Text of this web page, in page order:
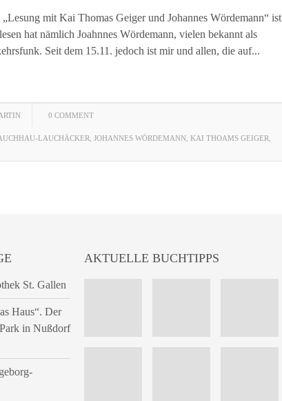
mit Kai Thomas Geiger und Johannes Wördemann“ ist
hat nämlich Joahnnes Wördemann, vielen bekannt als
Seit dem 15.11. jedoch ist mir und allen, die auf...
0 COMMENT
LAUCHÄCKER JOHANNES WÖRDEMANN KAI THOAMS GEIGER
St. Gallen
Haus“. Der
in Nußdorf
AKTUELLE BUCHTIPPS